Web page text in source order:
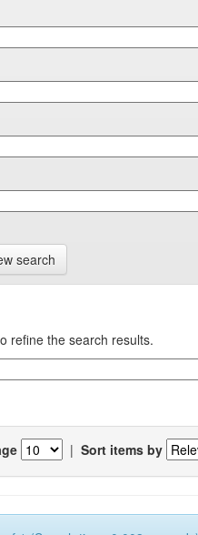
search
refine the search results.
| Sort items by